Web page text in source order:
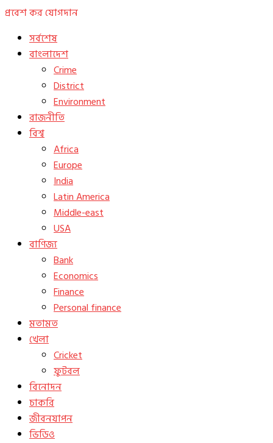
প্রবেশ করযোগদান
সর্বশেষ
বাংলাদেশ
Crime
District
Environment
রাজনীতি
বিশ্ব
Africa
Europe
India
Latin America
Middle-east
USA
বাণিজ্য
Bank
Economics
Finance
Personal finance
মতামত
খেলা
Cricket
ফুটবল
বিনোদন
চাকরি
জীবনযাপন
ভিডিও